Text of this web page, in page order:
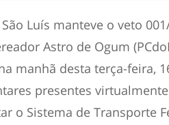
Luís manteve o veto
Astro de Ogum
manhã desta terça-feira,
presentes
o Sistema de Transporte